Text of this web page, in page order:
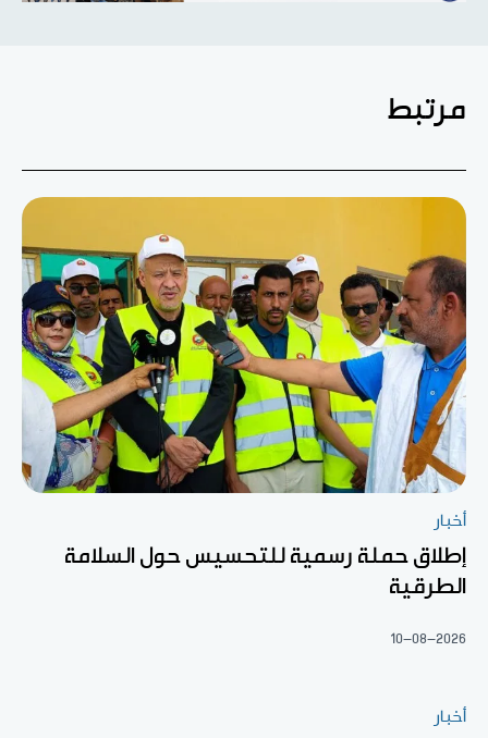
مرتبط
أخبار
إطلاق حملة رسمية للتحسيس حول السلامة
الطرقية
10-08-2026
أخبار